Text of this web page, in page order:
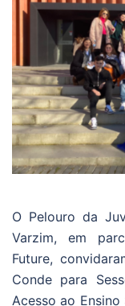
O Pelouro da
Varzim, em
Future,
Conde para
Acesso ao